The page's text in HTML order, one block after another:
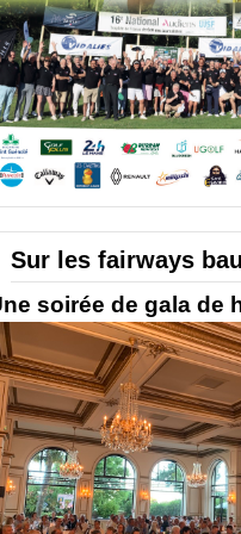
Sur les fairways
soirée de gala de